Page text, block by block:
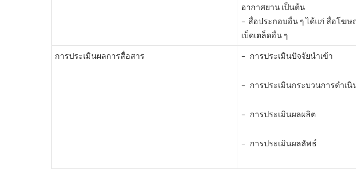
อากาศยาน เป็นต้น
– สื่อประกอบอื่น ๆ ได้แก่ สื่อโฆ
เบ็ดเตล็ดอื่น ๆ
การประเมินผลการสื่อสาร – การประเมินปัจจัยนำเข้า
– การประเมินกระบวนการดำเนิ
– การประเมินผลผลิต
– การประเมินผลลัพธ์